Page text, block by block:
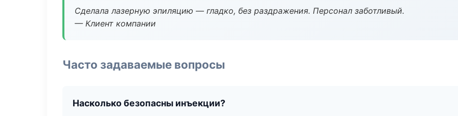
Сделала лазерную эпиляцию — гладко, без раздражения. Персонал заботливый.
— Клиент компании
Часто задаваемые вопросы
Насколько безопасны инъекции?